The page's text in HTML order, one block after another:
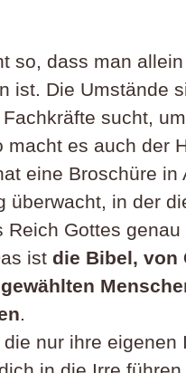
so, dass man
ist. Die Umstände
sucht,
macht es auch der
eine Broschüre in
überwacht, in der
Reich Gottes
ist die Bibel, von
.
nur ihre eigenen